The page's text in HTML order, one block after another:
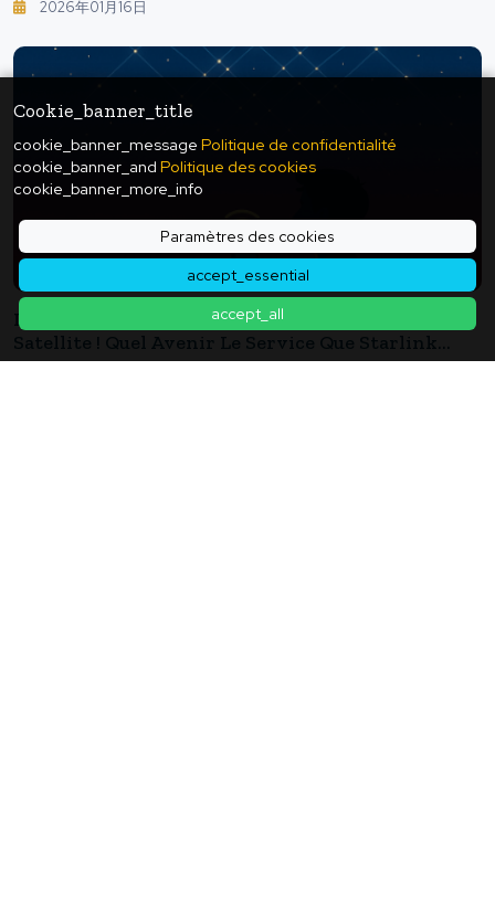
Cookie_banner_title
cookie_banner_message Politique de confidentialité
cookie_banner_and Politique des cookies
cookie_banner_more_info
Paramètres des cookies
accept_essential
accept_all
Décision De Meta
2026年01月16日
Les Smartphones Se Connectent À Internet Par
Satellite ! Quel Avenir Le Service Que Starlink
Lancera À L'été 2025 Nous Réserve-T-Il ?